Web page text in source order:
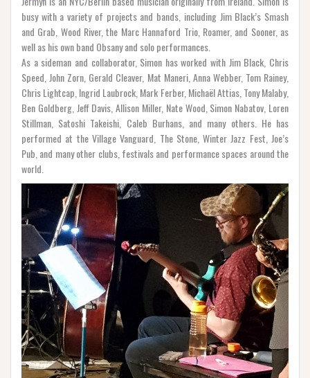
busy with a variety of projects and bands, including Jim Black’s Smash
and Grab, Wood River, the Marc Hannaford Trio, Roamer, and Sooner, as
well as his own band Obsany and solo performances.
As a sideman and collaborator, Simon has worked with Jim Black, Chris
Speed, John Zorn, Gerald Cleaver, Mat Maneri, Anna Webber, Tom Rainey,
Chris Lightcap, Ingrid Laubrock, Mark Ferber, Michaël Attias, Tony Malaby,
Ben Goldberg, Jeff Davis, Allison Miller, Nate Wood, Simon Nabatov, Loren
Stillman, Satoshi Takeishi, Caleb Burhans, and many others. He has
performed at the Village Vanguard, The Stone, Winter Jazz Fest, Joe’s
Pub, and many other clubs, festivals and performance spaces around the
world.